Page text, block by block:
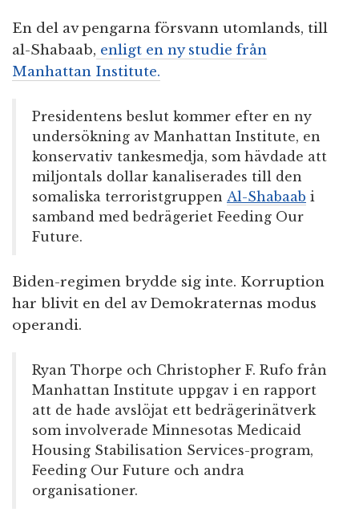
En del av pengarna försvann utomlands, till
al-Shabaab, enligt en ny studie från
Manhattan Institute.
Presidentens beslut kommer efter en ny
undersökning av Manhattan Institute, en
konservativ tankesmedja, som hävdade att
miljontals dollar kanaliserades till den
somaliska terroristgruppen Al-Shabaab i
samband med bedrägeriet Feeding Our
Future.
Biden-regimen brydde sig inte. Korruption
har blivit en del av Demokraternas modus
operandi.
Ryan Thorpe och Christopher F. Rufo från
Manhattan Institute uppgav i en rapport
att de hade avslöjat ett bedrägerinätverk
som involverade Minnesotas Medicaid
Housing Stabilisation Services-program,
Feeding Our Future och andra
organisationer.